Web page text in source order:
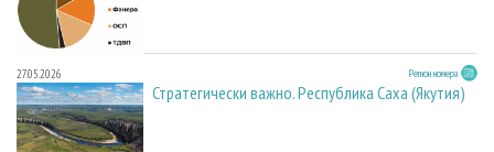
27.05.2026 Регион номера
Стратегически важно. Республика Саха (Якутия)